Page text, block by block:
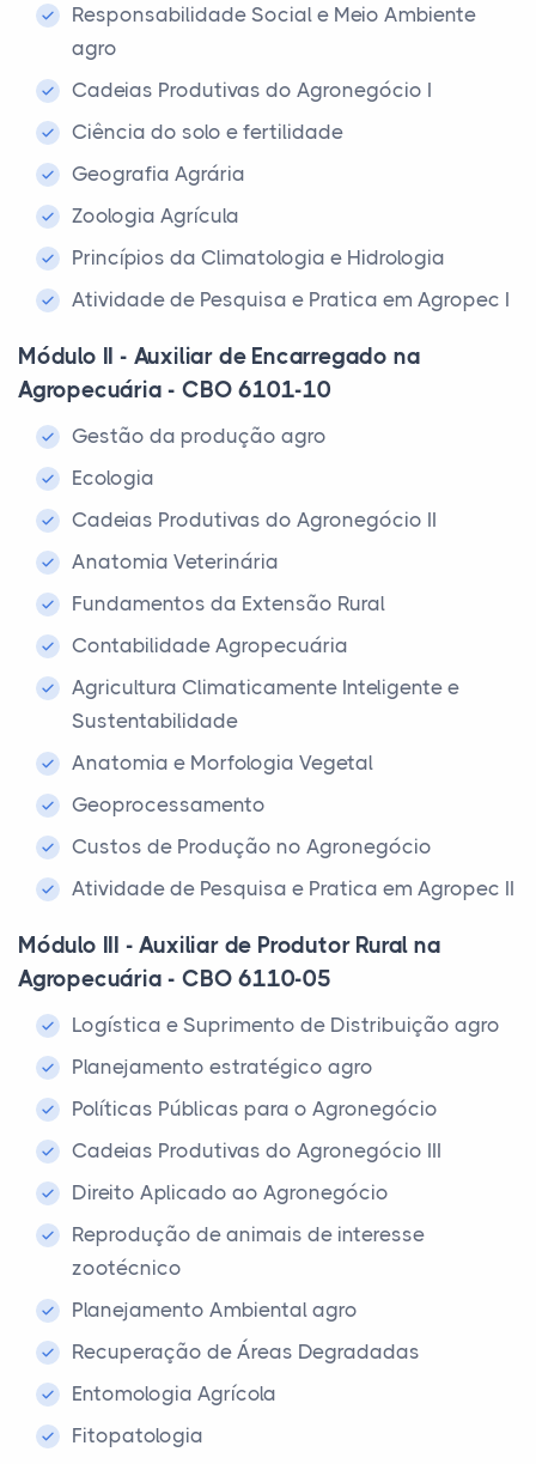
Responsabilidade Social e Meio Ambiente
agro
Cadeias Produtivas do Agronegócio I
Ciência do solo e fertilidade
Geografia Agrária
Zoologia Agrícula
Princípios da Climatologia e Hidrologia
Atividade de Pesquisa e Pratica em Agropec I
Módulo II - Auxiliar de Encarregado na
Agropecuária - CBO 6101-10
Gestão da produção agro
Ecologia
Cadeias Produtivas do Agronegócio II
Anatomia Veterinária
Fundamentos da Extensão Rural
Contabilidade Agropecuária
Agricultura Climaticamente Inteligente e
Sustentabilidade
Anatomia e Morfologia Vegetal
Geoprocessamento
Custos de Produção no Agronegócio
Atividade de Pesquisa e Pratica em Agropec II
Módulo III - Auxiliar de Produtor Rural na
Agropecuária - CBO 6110-05
Logística e Suprimento de Distribuição agro
Planejamento estratégico agro
Políticas Públicas para o Agronegócio
Cadeias Produtivas do Agronegócio III
Direito Aplicado ao Agronegócio
Reprodução de animais de interesse
zootécnico
Planejamento Ambiental agro
Recuperação de Áreas Degradadas
Entomologia Agrícola
Fitopatologia